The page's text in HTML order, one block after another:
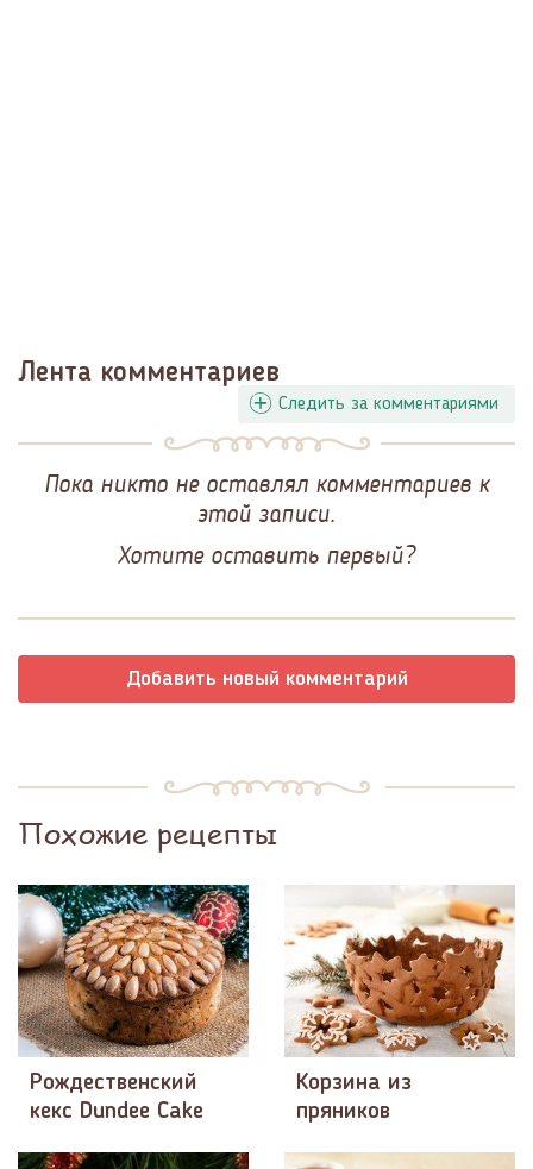
Лента комментариев
Следить за комментариями
Пока никто не оставлял комментариев к
этой записи.
Хотите оставить первый?
Добавить новый комментарий
Похожие рецепты
Рождественский
кекс Dundee Cake
Корзина из
пряников